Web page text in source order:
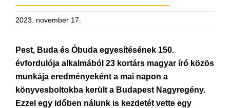
2023. november 17.
Pest, Buda és Óbuda egyesítésének 150.
évfordulója alkalmából 23 kortárs magyar író közös
munkája eredményeként a mai napon a
könyvesboltokba került a Budapest Nagyregény.
Ezzel egy időben nálunk is kezdetét vette egy